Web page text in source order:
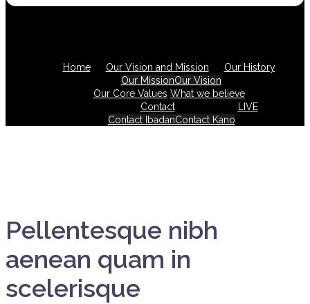
Home
Our Vision and Mission
Our MissionOur Vision
Our History
Our Core Values What we believe
Contact
Contact IbadanContact Kano
LIVE
Pellentesque nibh
aenean quam in
scelerisque